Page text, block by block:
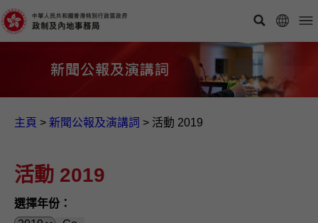
主頁 > 新聞公報及演講詞 > 活動 2019
活動 2019
選擇年份：